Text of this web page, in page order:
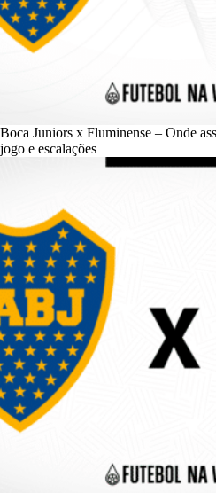
Boca Juniors x Fluminense – Onde
jogo e escalações